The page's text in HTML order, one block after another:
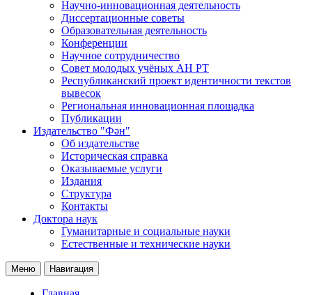
Научно-инновационная деятельность
Диссертационные советы
Образовательная деятельность
Конференции
Научное сотрудничество
Совет молодых учёных АН РТ
Республиканский проект идентичности текстов
вывесок
Региональная инновационная площадка
Публикации
Издательство "Фән"
Об издательстве
Историческая справка
Оказываемые услуги
Издания
Структура
Контакты
Доктора наук
Гуманитарные и социальные науки
Естественные и технические науки
Меню Навигация